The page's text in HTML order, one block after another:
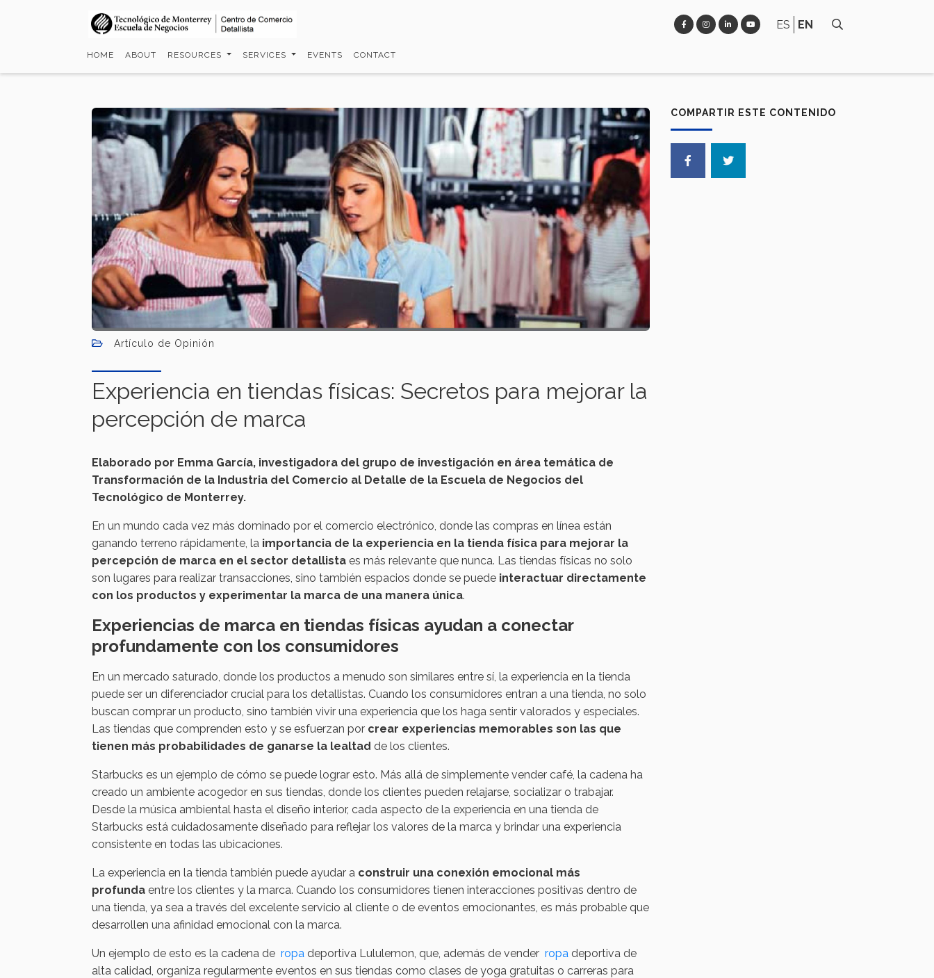
ES EN
HOME ABOUT RESOURCES SERVICES EVENTS CONTACT
Artículo de Opinión
Experiencia en tiendas físicas: Secretos para mejorar la
percepción de marca
Elaborado por Emma García, investigadora del grupo de investigación en área temática de
Transformación de la Industria del Comercio al Detalle de la Escuela de Negocios del
Tecnológico de Monterrey.
En un mundo cada vez más dominado por el comercio electrónico, donde las compras en línea están
ganando terreno rápidamente, la importancia de la experiencia en la tienda física para mejorar la
percepción de marca en el sector detallista es más relevante que nunca. Las tiendas físicas no solo
son lugares para realizar transacciones, sino también espacios donde se puede interactuar directamente
con los productos y experimentar la marca de una manera única.
Experiencias de marca en tiendas físicas ayudan a conectar
profundamente con los consumidores
En un mercado saturado, donde los productos a menudo son similares entre sí, la experiencia en la tienda
puede ser un diferenciador crucial para los detallistas. Cuando los consumidores entran a una tienda, no solo
buscan comprar un producto, sino también vivir una experiencia que los haga sentir valorados y especiales.
Las tiendas que comprenden esto y se esfuerzan por crear experiencias memorables son las que
tienen más probabilidades de ganarse la lealtad de los clientes.
Starbucks es un ejemplo de cómo se puede lograr esto. Más allá de simplemente vender café, la cadena ha
creado un ambiente acogedor en sus tiendas, donde los clientes pueden relajarse, socializar o trabajar.
Desde la música ambiental hasta el diseño interior, cada aspecto de la experiencia en una tienda de
Starbucks está cuidadosamente diseñado para reflejar los valores de la marca y brindar una experiencia
consistente en todas las ubicaciones.
La experiencia en la tienda también puede ayudar a construir una conexión emocional más
profunda entre los clientes y la marca. Cuando los consumidores tienen interacciones positivas dentro de
una tienda, ya sea a través del excelente servicio al cliente o de eventos emocionantes, es más probable que
desarrollen una afinidad emocional con la marca.
Un ejemplo de esto es la cadena de ropa deportiva Lululemon, que, además de vender ropa deportiva de
alta calidad, organiza regularmente eventos en sus tiendas como clases de yoga gratuitas o carreras para
COMPARTIR ESTE CONTENIDO